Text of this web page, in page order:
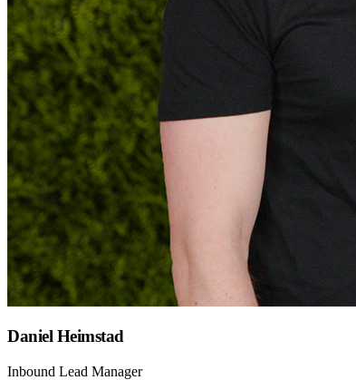
Daniel Heimstad
Inbound Lead Manager